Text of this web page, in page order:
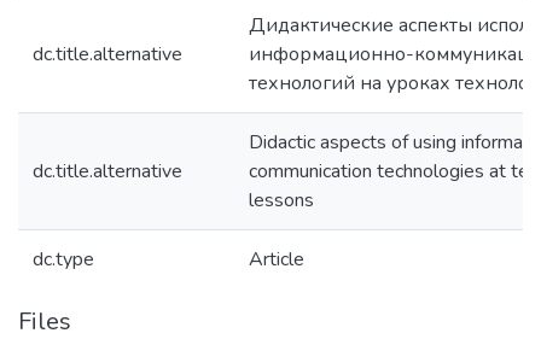
dc.title.alternative
Дидактические аспекты
информационно-
технологий на уроках
dc.title.alternative
Didactic aspects of using
communication technologies at
lessons
dc.type Article
Files